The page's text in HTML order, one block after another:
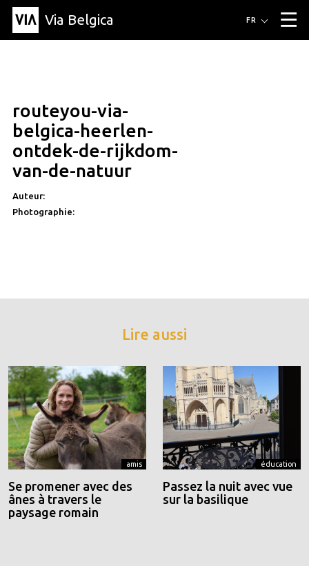
Via Belgica ▼
À propos de Via Belgica
À propos de via belgica
Recherche
Éducation
Amis
Le guide
Organisation
FR
routeyou-via-
belgica-heerlen-
ontdek-de-rijkdom-
van-de-natuur
Auteur:
Photographie:
Lire aussi
amis
Se promener avec des
ânes à travers le
paysage romain
éducation
Passez la nuit avec vue
sur la basilique